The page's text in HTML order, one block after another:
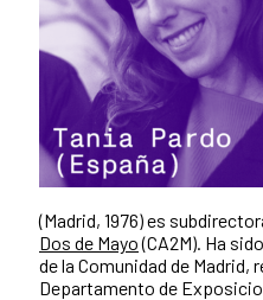
(Madrid, 1976) es
Dos de Mayo(CA2M). Ha
de la Comunidad de Madrid,
Departamento de